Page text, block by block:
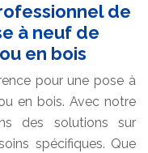
de
à neuf de
en bois
pour une pose à
en bois. Avec notre
des solutions sur
spécifiques. Que